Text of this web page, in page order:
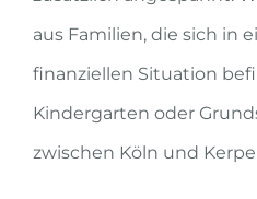
aus Familien, die sich in
finanziellen Situation
Kindergarten oder
zwischen Köln und